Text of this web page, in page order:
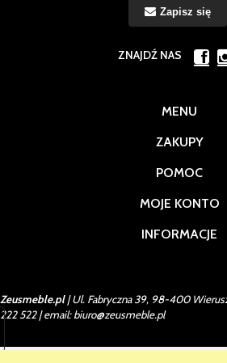
MENU
ZAKUPY
POMOC
MOJE KONTO
INFORMACJE
Zapisz się
ZNAJDŹ NAS
Zeusmeble.pl| Ul. Fabryczna 39, 98-400
222 522| email:biuro@zeusmeble.pl